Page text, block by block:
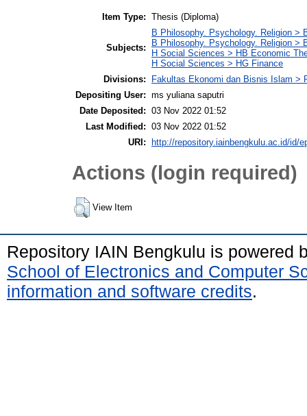
Item Type: Thesis (Diploma)
Subjects:
B Philosophy. Psychology. Religion >
B Philosophy. Psychology. Religion >
H Social Sciences > HB Economic
H Social Sciences > HG Finance
Divisions:
Fakultas Ekonomi dan Bisnis Islam >
Depositing User: ms yuliana saputri
Date Deposited: 03 Nov 2022 01:52
Last Modified: 03 Nov 2022 01:52
URI:
http://repository.iainbengkulu.ac.id/id/
Actions (login required)
View Item
Repository IAIN Bengkulu is powered
School of Electronics and Computer
information and software credits.